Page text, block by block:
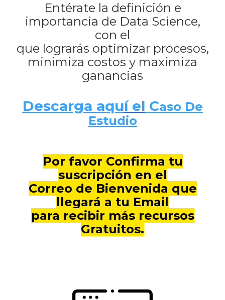
Entérate la definición e
importancia de Data Science,
con el
que lograrás optimizar procesos,
minimiza costos y maximiza
ganancias
Descarga aquí el Caso De
Estudio
Por favor Confirma tu
suscripción en el
Correo de Bienvenida que
llegará a tu Email
para recibir más recursos
Gratuitos.